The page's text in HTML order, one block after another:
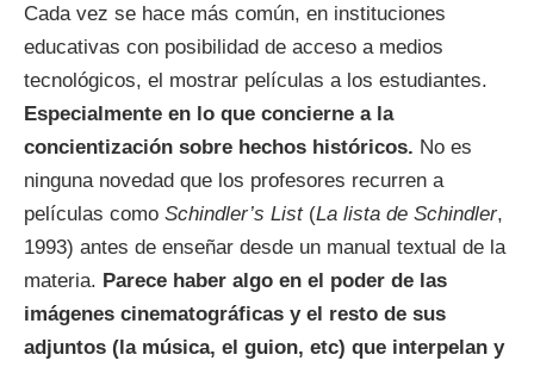
Cada vez se hace más común, en instituciones
educativas con posibilidad de acceso a medios
tecnológicos, el mostrar películas a los estudiantes.
Especialmente en lo que concierne a la
concientización sobre hechos históricos. No es
ninguna novedad que los profesores recurren a
películas como Schindler’s List(La lista de Schindler,
1993) antes de enseñar desde un manual textual de la
materia. Parece haber algo en el poder de las
imágenes cinematográficas y el resto de sus
adjuntos (la música, el guion, etc) que interpelan y